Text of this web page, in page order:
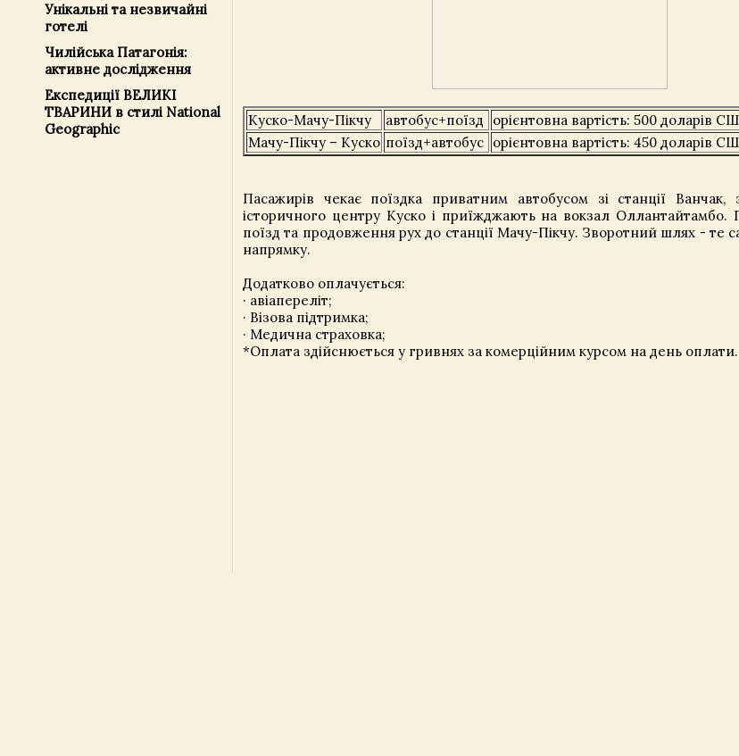
Унікальні та незвичайні
готелі
Чилійська Патагонія:
активне дослідження
Експедиції ВЕЛИКІ
ТВАРИНИ в стилі National
Geographic
Куско-Мачу-Пікчу автобус+поїзд
орієнтовна вартість: 500 доларів
Мачу-Пікчу – Куско поїзд+автобус орієнтовна вартість: 450 доларів
Пасажирів чекає поїздка приватним автобусом зі станції
історичного центру Куско і приїжджають на вокзал Оллантайтамбо.
поїзд та продовження рух до станції Мачу-Пікчу. Зворотний шлях - те
напрямку.
Додатково оплачується:
· авіапереліт;
· Візова підтримка;
· Медична страховка;
*Оплата здійснюється у гривнях за комерційним курсом на день оплати.